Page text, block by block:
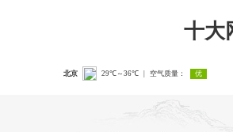
十大